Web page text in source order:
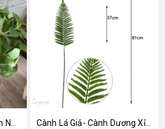
Cành Lá Giả- Cành Dương Xỉ Giả Trang Trí Tiểu Cảnh Không Gian (80cm)- HC1464